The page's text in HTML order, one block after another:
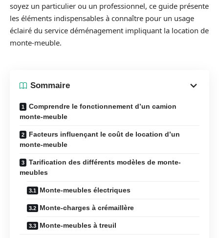
soyez un particulier ou un professionnel, ce guide présente
les éléments indispensables à connaître pour un usage
éclairé du service déménagement impliquant la location de
monte-meuble.
Sommaire
Comprendre le fonctionnement d’un camion
monte-meuble
Facteurs influençant le coût de location d’un
monte-meuble
Tarification des différents modèles de monte-
meubles
Monte-meubles électriques
Monte-charges à crémaillère
Monte-meubles à treuil